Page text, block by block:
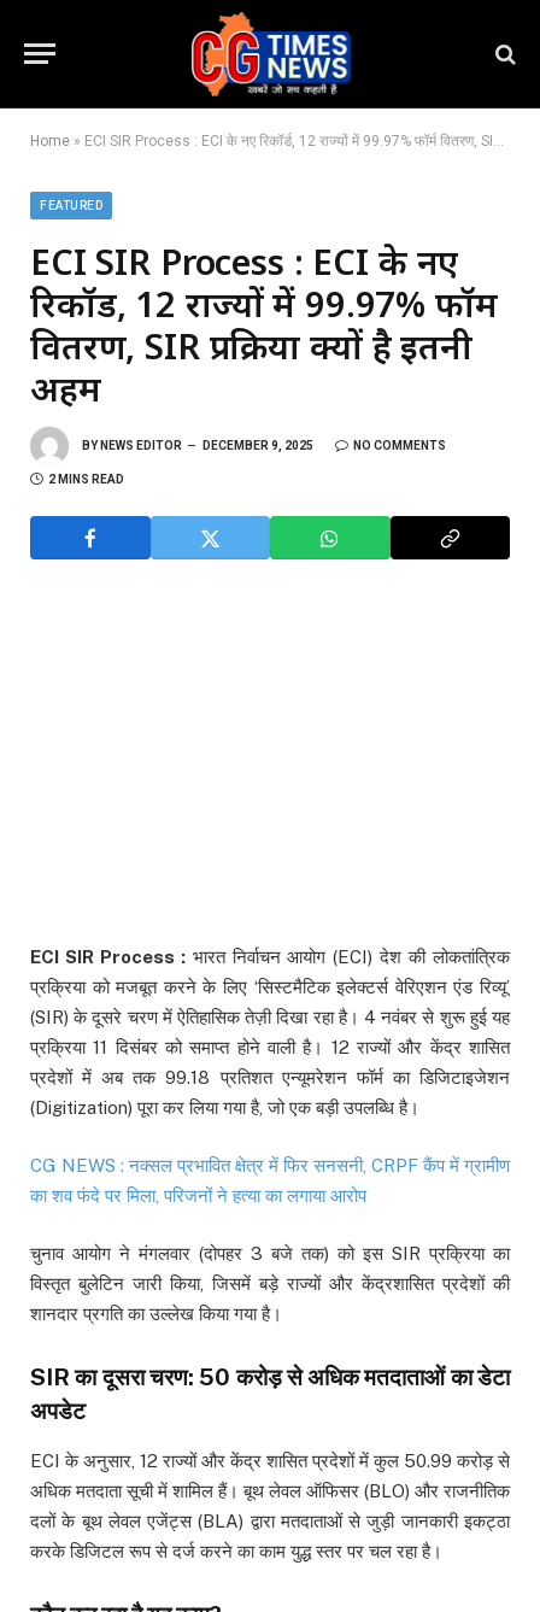
Home » ECI SIR Process : ECI के नए रिकॉर्ड, 12 राज्यों में 99.97% फॉर्म वितरण, SIR प्रक्रिया क्यों है इतनी अहम
FEATURED
ECI SIR Process : ECI के नए
रिकॉर्ड, 12 राज्यों में 99.97% फॉर्म
वितरण, SIR प्रक्रिया क्यों है इतनी
अहम
BY NEWS EDITOR DECEMBER 9, 2025 NO COMMENTS
2 MINS READ
ECI SIR Process :भारत निर्वाचन आयोग (ECI) देश की लोकतांत्रिक
प्रक्रिया को मजबूत करने के लिए ‘सिस्टमैटिक इलेक्टर्स वेरिएशन एंड रिव्यू’
(SIR) के दूसरे चरण में ऐतिहासिक तेज़ी दिखा रहा है। 4 नवंबर से शुरू हुई यह
प्रक्रिया 11 दिसंबर को समाप्त होने वाली है। 12 राज्यों और केंद्र शासित
प्रदेशों में अब तक 99.18 प्रतिशत एन्यूमरेशन फॉर्म का डिजिटाइजेशन
(Digitization) पूरा कर लिया गया है, जो एक बड़ी उपलब्धि है।
CG NEWS : नक्सल प्रभावित क्षेत्र में फिर सनसनी, CRPF कैंप में ग्रामीण
का शव फंदे पर मिला, परिजनों ने हत्या का लगाया आरोप
चुनाव आयोग ने मंगलवार (दोपहर 3 बजे तक) को इस SIR प्रक्रिया का
विस्तृत बुलेटिन जारी किया, जिसमें बड़े राज्यों और केंद्रशासित प्रदेशों की
शानदार प्रगति का उल्लेख किया गया है।
SIR का दूसरा चरण: 50 करोड़ से अधिक मतदाताओं का डेटा
अपडेट
ECI के अनुसार, 12 राज्यों और केंद्र शासित प्रदेशों में कुल 50.99 करोड़ से
अधिक मतदाता सूची में शामिल हैं। बूथ लेवल ऑफिसर (BLO) और राजनीतिक
दलों के बूथ लेवल एजेंट्स (BLA) द्वारा मतदाताओं से जुड़ी जानकारी इकट्ठा
करके डिजिटल रूप से दर्ज करने का काम युद्ध स्तर पर चल रहा है।